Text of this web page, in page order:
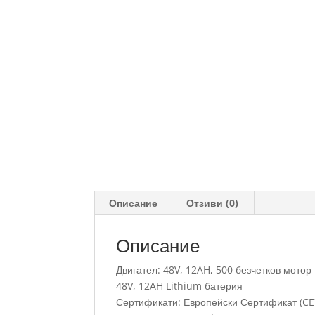
Описание Отзиви (0)
Описание
Двигател: 48V, 12AH, 500 безчетков мотор
48V, 12AH Lithium батерия
Сертификати: Европейски Сертификат